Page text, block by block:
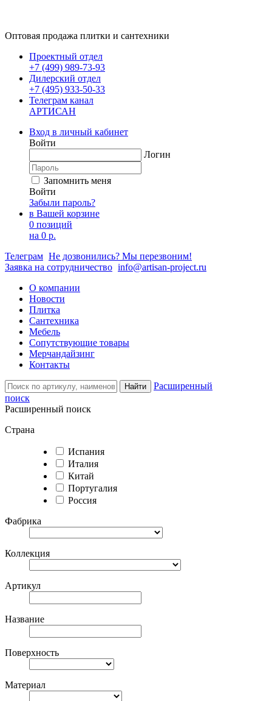
Оптовая продажа плитки и сантехники
Проектный отдел
+7 (499) 989-73-93
Дилерский отдел
+7 (495) 933-50-33
Телеграм канал
АРТИСАН
Вход в личный кабинет
Войти
Логин
Запомнить меня
Войти
Забыли пароль?
в Вашей корзине
0 позиций
на 0 р.
Телеграм Не дозвонились? Мы перезвоним!
Заявка на сотрудничество info@artisan-project.ru
О компании
Новости
Плитка
Сантехника
Мебель
Сопутствующие товары
Мерчандайзинг
Контакты
Найти
Расширенный
поиск
Расширенный поиск
Страна
Испания
Италия
Китай
Португалия
Россия
Фабрика
Коллекция
Артикул
Название
Поверхность
Материал